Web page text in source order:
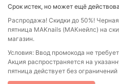
Срок истек, но может ещё
Распродажа! Скидки до 50%! Черная
пятница MAKnails (МАКнейлс) на
магазин.
Условия: Ввод промокода не
Акция распространяется на
пятница действует без